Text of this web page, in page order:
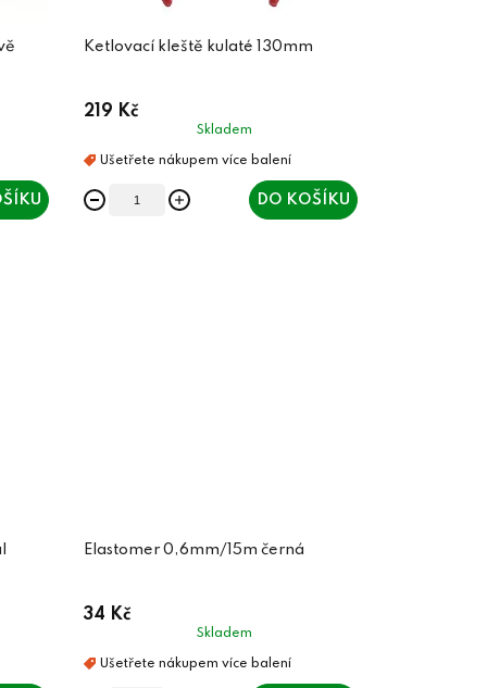
Ketlovací kleště kulaté 130mm
219 Kč
Skladem
DO KOŠÍKU
Elastomer 0,6mm/15m černá
34 Kč
Skladem